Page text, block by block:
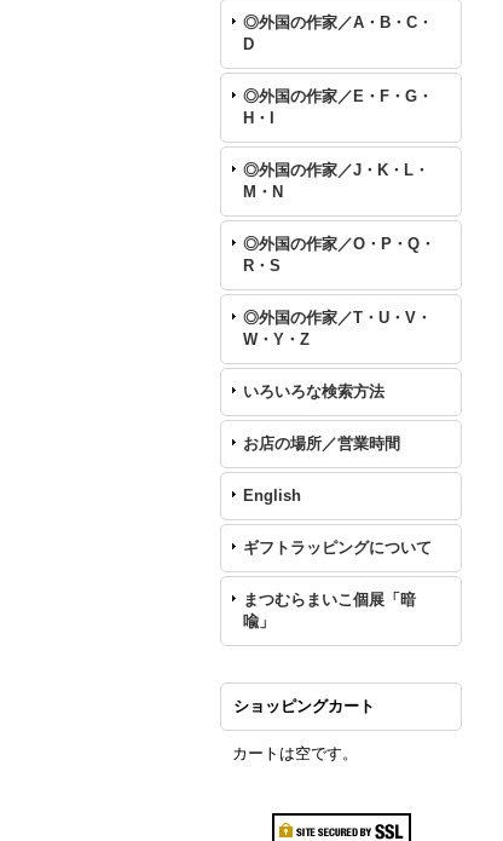
◎外国の作家／A・B・C・
D
◎外国の作家／E・F・G・
H・I
◎外国の作家／J・K・L・
M・N
◎外国の作家／O・P・Q・
R・S
◎外国の作家／T・U・V・
W・Y・Z
いろいろな検索方法
お店の場所／営業時間
English
ギフトラッピングについて
まつむらまいこ個展「暗
喩」
ショッピングカート
カートは空です。